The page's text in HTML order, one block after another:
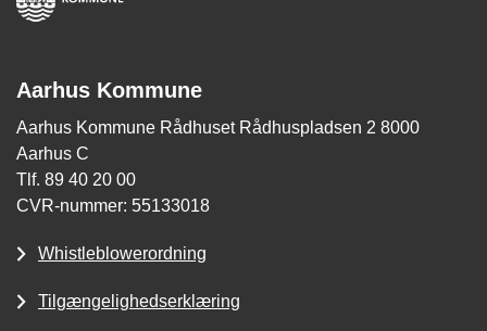
Aarhus Kommune
Aarhus Kommune Rådhuset Rådhuspladsen 2 8000
Aarhus C
Tlf. 89 40 20 00
CVR-nummer: 55133018
Whistleblowerordning
Tilgængelighedserklæring